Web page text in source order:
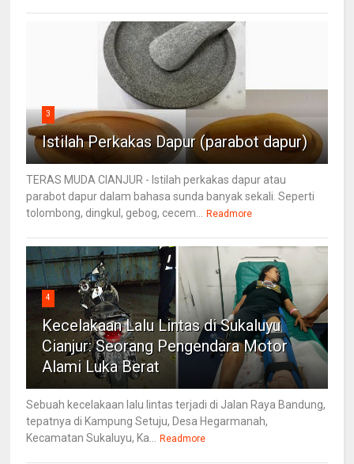
3
Istilah Perkakas Dapur (parabot dapur)
TERAS MUDA CIANJUR - Istilah perkakas dapur atau
parabot dapur dalam bahasa sunda banyak sekali. Seperti
tolombong, dingkul, gebog, cecem... Readmore
4
Kecelakaan Lalu Lintas di Sukaluyu
Cianjur: Seorang Pengendara Motor
Alami Luka Berat
Sebuah kecelakaan lalu lintas terjadi di Jalan Raya Bandung,
tepatnya di Kampung Setuju, Desa Hegarmanah,
Kecamatan Sukaluyu, Ka... Readmore